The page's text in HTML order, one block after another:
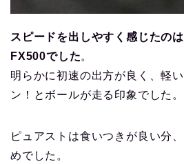
スピードを出しやすく感じたの
FX500でした。
明らかに初速の出方が良く、軽
ン！とボールが走る印象でした。
ピュアストは食いつきが良い分
めでした。